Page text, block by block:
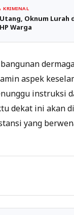
KRIMINAL
Oknum Lurah
Warga
aspek
instruksi
dekat ini akan
yang